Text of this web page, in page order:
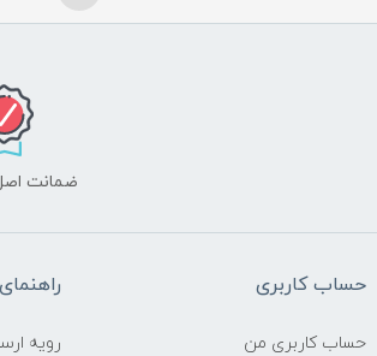
ضمانت
حساب کاربری
حساب کاربری من
رویه